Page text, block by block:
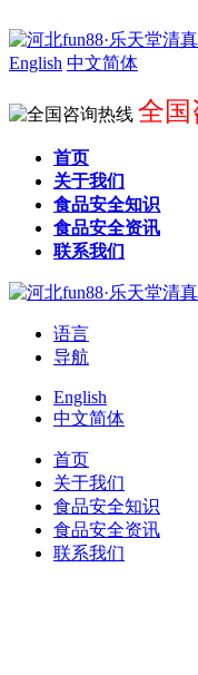
English 中文简体
全国
首页
关于我们
食品安全知识
食品安全资讯
联系我们
语言
导航
English
中文简体
首页
关于我们
食品安全知识
食品安全资讯
联系我们